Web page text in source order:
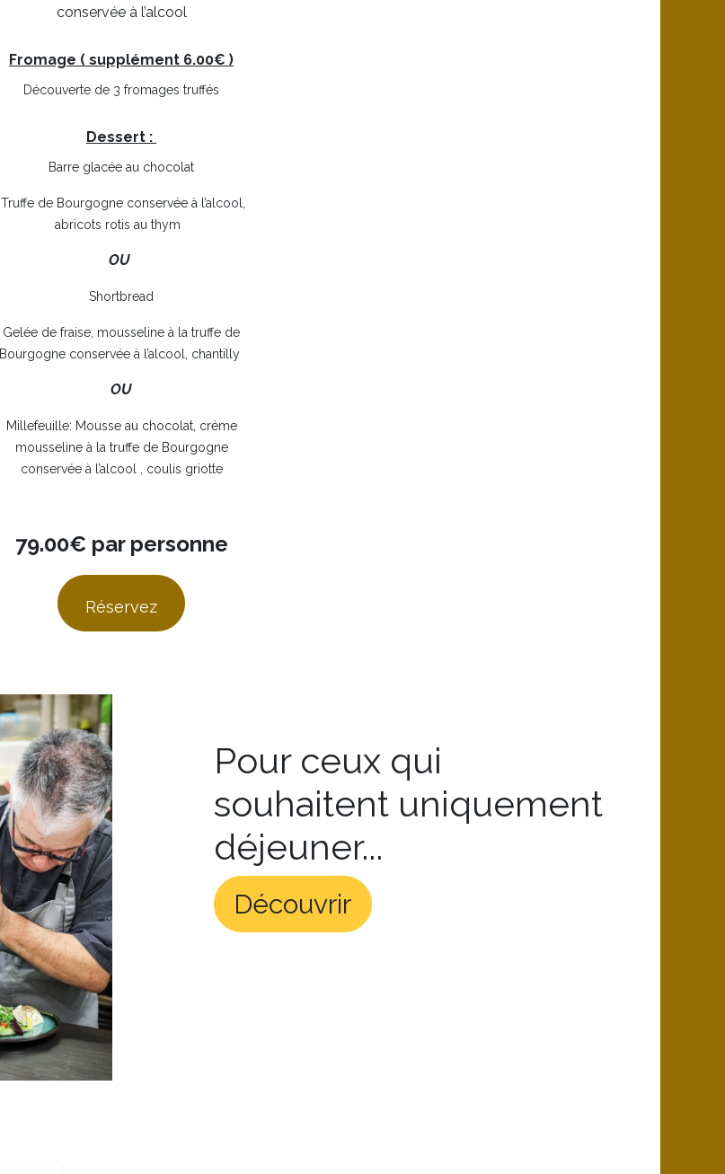
conservée à l’alcool
Fromage ( supplément 6.00€ )
Découverte de 3 fromages truffés
Dessert :
Barre glacée au chocolat
Truffe de Bourgogne conservée à l’alcool,
abricots rotis au thym
OU
Shortbread
Gelée de fraise, mousseline à la truffe de
Bourgogne conservée à l’alcool, chantilly
OU
Millefeuille: Mousse au chocolat, crème
mousseline à la truffe de Bourgogne
conservée à l’alcool , coulis griotte
79.00€ par personne
Réservez
Pour ceux qui
souhaitent uniquement
déjeuner...
Découvrir